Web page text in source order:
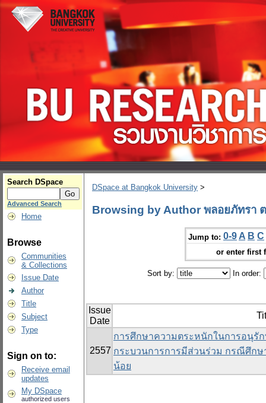
Search DSpace
Advanced Search
Home
Browse
Communities
& Collections
Issue Date
Author
Title
Subject
Type
Sign on to:
Receive email
updates
My DSpace
authorized users
DSpace at Bangkok University >
Browsing by Author พลอยภัทรา
Jump to: 0-9 A B C
or enter first
Sort by: In order:
Issue
Date
2557
การศึกษาความตระหนักในการอนุรั
กระบวนการการมีส่วนร่วม กรณีศึกษ
น้อย